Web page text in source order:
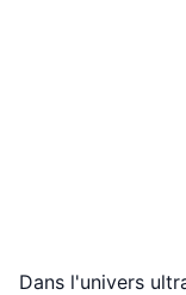
Dans l'univers